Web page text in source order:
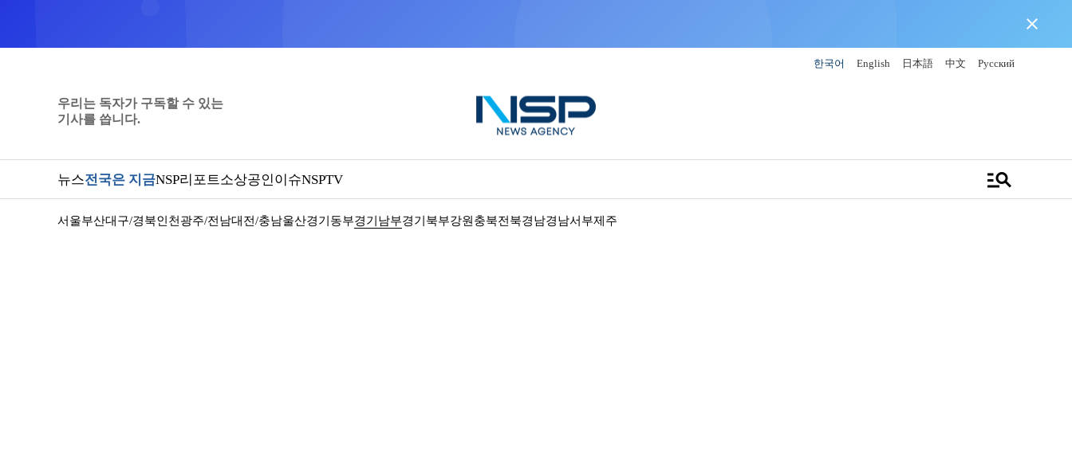
close
한국어 English 日本語 中文 Русский
우리는 독자가 구독할 수 있는
기사를 씁니다.
뉴스전국은 지금NSP리포트소상공인이슈NSPTV manage_search
서울부산대구/경북인천 광주/전남대전/충남울산경기동부경기남부경기북부강원 충북전북경남경남서부제주